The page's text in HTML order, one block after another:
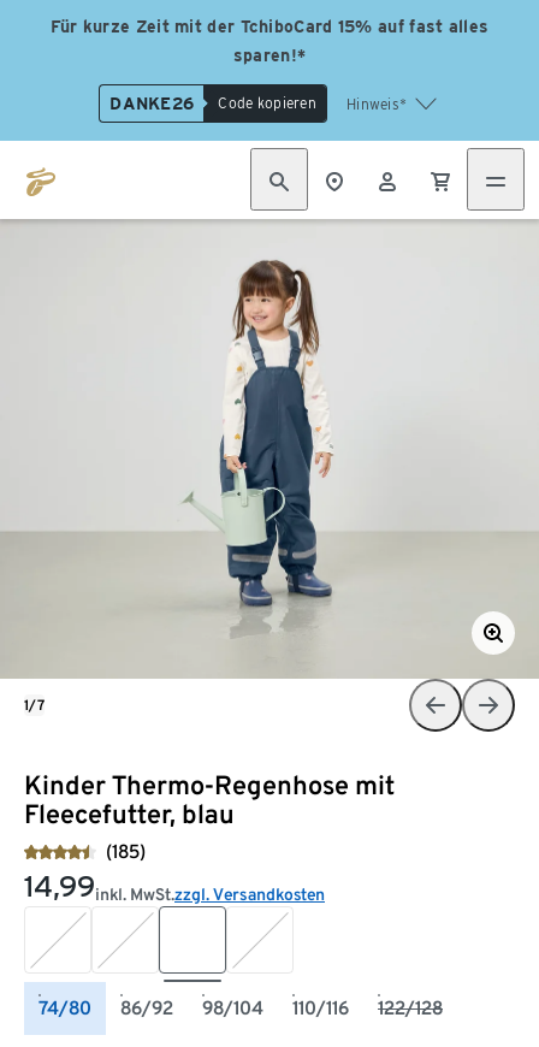
Für kurze Zeit mit der TchiboCard 15% auf fast alles
sparen!*
DANKE26 Code kopieren Hinweis*
Kinder Thermo-Regenhose mit
Fleecefutter, blau
(185)
14,99inkl. MwSt.zzgl. Versandkosten
74/80 86/92 98/104 110/116 122/128
1/7